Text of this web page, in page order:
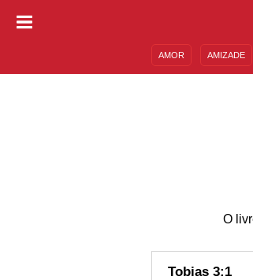
AMOR AMIZADE
O
Tobias 3:1